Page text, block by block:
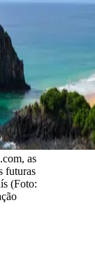
as
futuras
(Foto: